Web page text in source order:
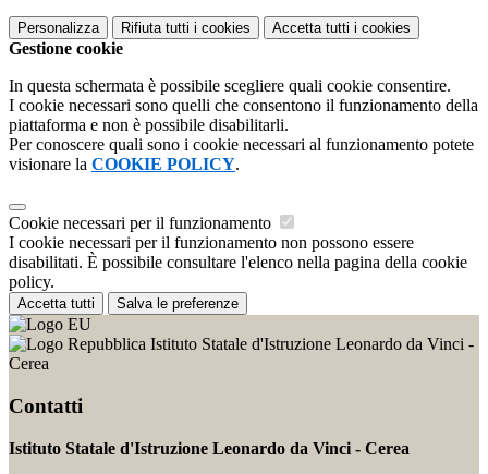
Personalizza Rifiuta tutti i cookies Accetta tutti i cookies
Gestione cookie
In questa schermata è possibile scegliere quali cookie consentire.
I cookie necessari sono quelli che consentono il funzionamento della
piattaforma e non è possibile disabilitarli.
Per conoscere quali sono i cookie necessari al funzionamento potete
visionare la COOKIE POLICY.
Cookie necessari per il funzionamento
I cookie necessari per il funzionamento non possono essere
disabilitati. È possibile consultare l'elenco nella pagina della cookie
policy.
Accetta tutti Salva le preferenze
Istituto Statale d'Istruzione Leonardo da Vinci -
Cerea
Contatti
Istituto Statale d'Istruzione Leonardo da Vinci - Cerea